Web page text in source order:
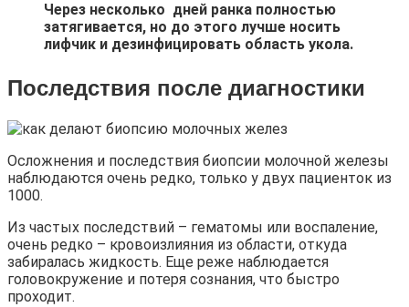
Через несколько дней ранка полностью
затягивается, но до этого лучше носить
лифчик и дезинфицировать область укола.
Последствия после диагностики
Осложнения и последствия биопсии молочной железы
наблюдаются очень редко, только у двух пациенток из
1000.
Из частых последствий – гематомы или воспаление,
очень редко – кровоизлияния из области, откуда
забиралась жидкость. Еще реже наблюдается
головокружение и потеря сознания, что быстро
проходит.